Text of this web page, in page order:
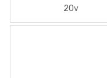
20v